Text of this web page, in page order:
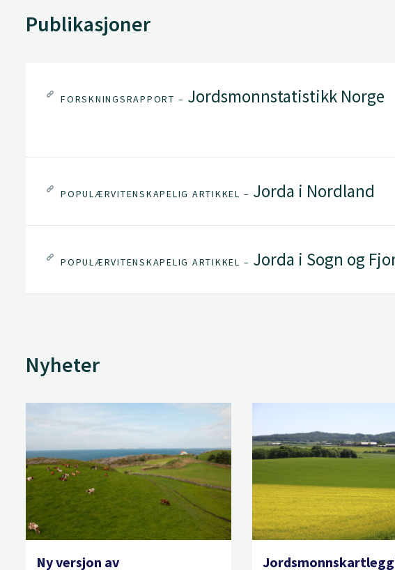
Publikasjoner
FORSKNINGSRAPPORT – Jordsmonnstatistikk Norge
POPULÆRVITENSKAPELIG ARTIKKEL – Jorda i Nordland
POPULÆRVITENSKAPELIG ARTIKKEL – Jorda i Sogn og
Nyheter
Ny versjon av